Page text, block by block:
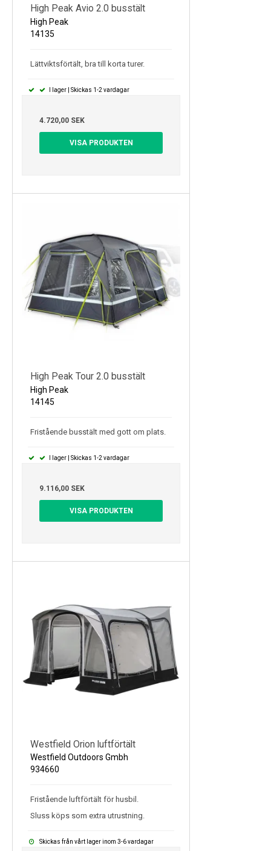
High Peak Avio 2.0 busstält
High Peak
14135
Lättviktsförtält, bra till korta turer.
I lager | Skickas 1-2 vardagar
4.720,00 SEK
VISA PRODUKTEN
High Peak Tour 2.0 busstält
High Peak
14145
Fristående busstält med gott om plats.
I lager | Skickas 1-2 vardagar
9.116,00 SEK
VISA PRODUKTEN
Westfield Orion luftförtält
Westfield Outdoors Gmbh
934660
Fristående luftförtält för husbil.
Sluss köps som extra utrustning.
Skickas från vårt lager inom 3-6 vardagar